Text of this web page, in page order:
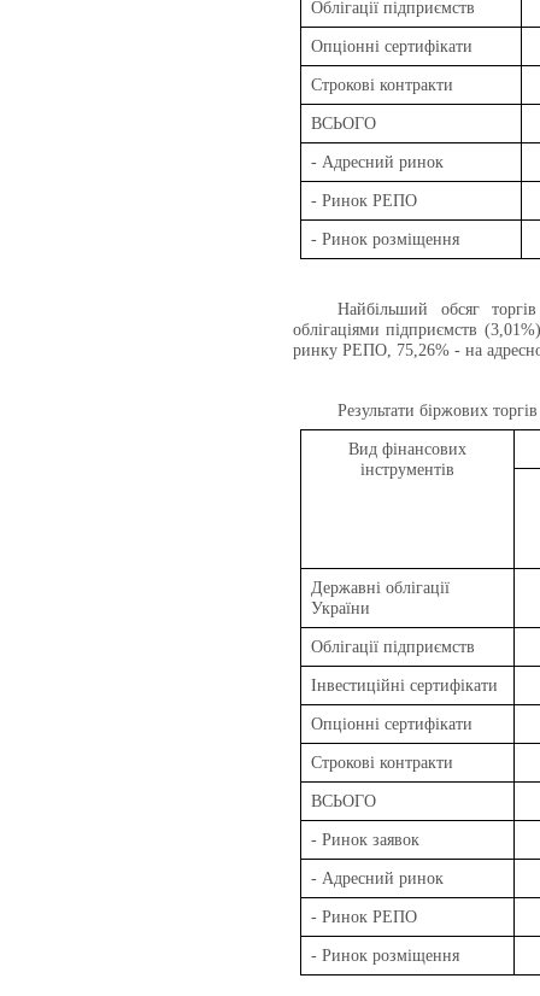
Облігації підприємств
Опціонні сертифікати
Строкові контракти
ВСЬОГО
- Адресний ринок
- Ринок РЕПО
- Ринок розміщення
Найбільший обсяг
облігаціями підприємств
ринку РЕПО, 75,26% - на
Результати біржових
Вид фінансових
інструментів
Державні облігації
України
Облігації підприємств
Інвестиційні сертифікати
Опціонні сертифікати
Строкові контракти
ВСЬОГО
- Ринок заявок
- Адресний ринок
- Ринок РЕПО
- Ринок розміщення